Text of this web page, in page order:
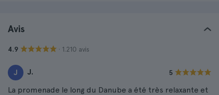
Avis
4.9 · 1.210 avis
J J. 5
La promenade le long du Danube a été très relaxante et